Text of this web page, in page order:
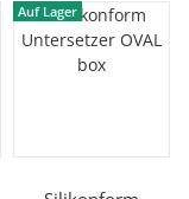
Auf Lager